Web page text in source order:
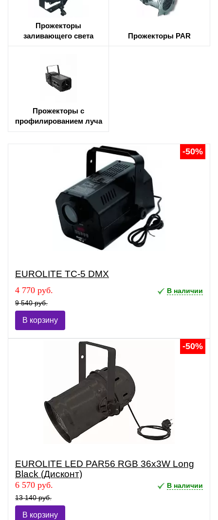
Прожекторы
заливающего света
Прожекторы PAR
Прожекторы с
профилированием луча
-50%
EUROLITE TC-5 DMX
4 770 руб.
9 540 руб.
В наличии
В корзину
-50%
EUROLITE LED PAR56 RGB 36x3W Long
Black (Дисконт)
6 570 руб.
13 140 руб.
В наличии
В корзину